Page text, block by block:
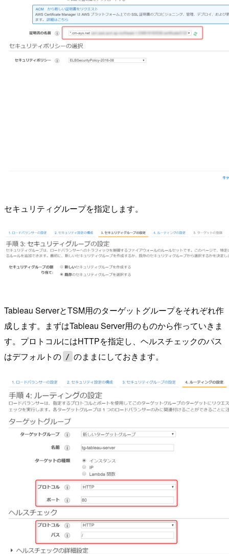
セキュリティグループを指定します。
Tableau ServerとTSM用のターゲットグループをそれぞれ作
成します。まずはTableau Server用のものから作っていきま
す。プロトコルにはHTTPを指定し、ヘルスチェックのパス
はデフォルトの
/ のままにしておきます。